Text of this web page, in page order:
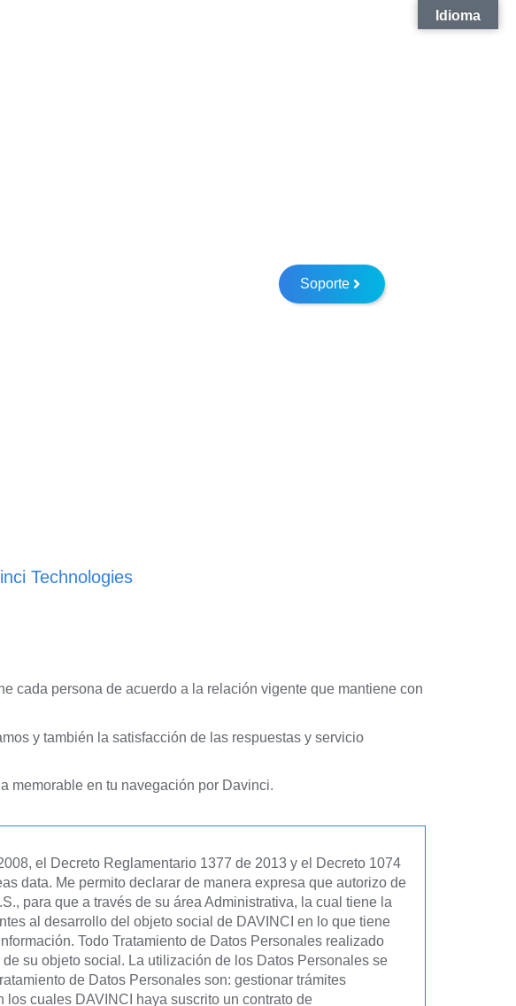
Soporte
Technologies
cada persona de acuerdo a la relación vigente que mantiene con
y también la satisfacción de las respuestas y servicio
memorable en tu navegación por Davinci.
el Decreto Reglamentario 1377 de 2013 y el Decreto 1074
data. Me permito declarar de manera expresa que autorizo de
para que a través de su área Administrativa, la cual tiene la
al desarrollo del objeto social de DAVINCI en lo que tiene
Todo Tratamiento de Datos Personales realizado
su objeto social. La utilización de los Datos Personales se
de Datos Personales son: gestionar trámites
cuales DAVINCI haya suscrito un contrato de
Idioma